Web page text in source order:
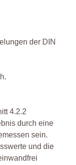
der DIN
4.2.2
durch eine
sein.
und die